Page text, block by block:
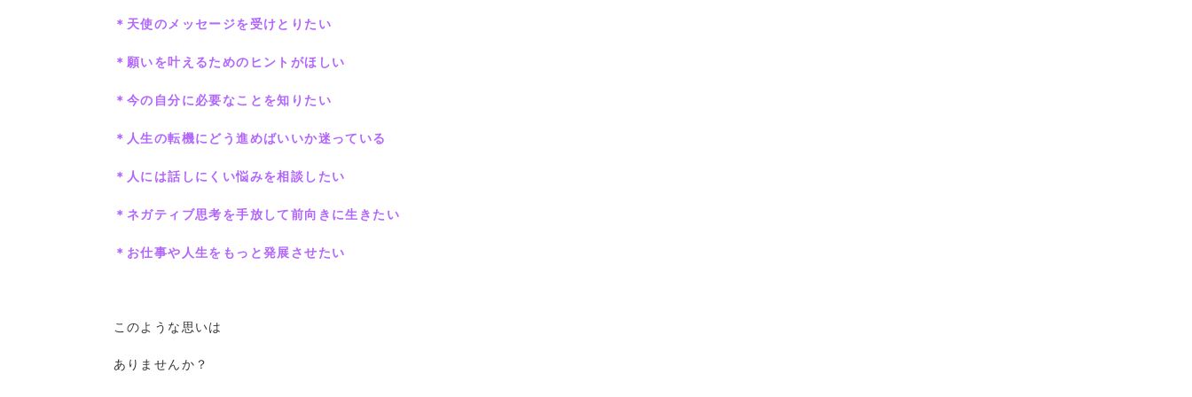
＊天使のメッセージを受けとりたい
＊願いを叶えるためのヒントがほしい
＊今の自分に必要なことを知りたい
＊人生の転機にどう進めばいいか迷っている
＊人には話しにくい悩みを相談したい
＊ネガティブ思考を手放して前向きに生きたい
＊お仕事や人生をもっと発展させたい
このような思いは
ありませんか？